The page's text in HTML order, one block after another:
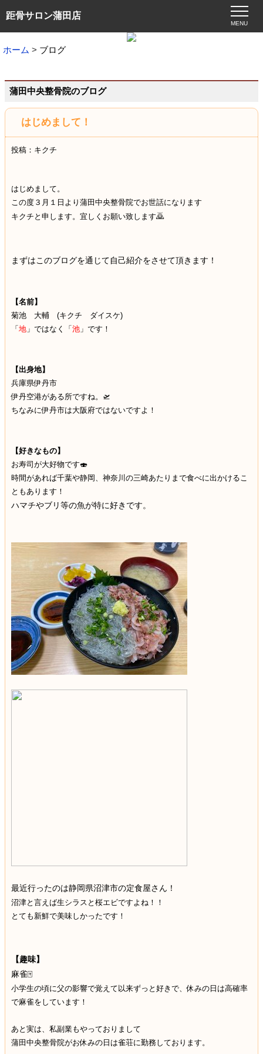
距骨サロン蒲田店
MENU
ホーム ブログ
蒲田中央整骨院のブログ
はじめまして！
投稿：キクチ
はじめまして。
この度３月１日より蒲田中央整骨院でお世話になります
キクチと申します。宜しくお願い致します🙇
まずはこのブログを通じて自己紹介をさせて頂きます！
【名前】
菊池 大輔 (キクチ ダイスケ)
「 地 」ではなく「 池 」です！
【出身地】
兵庫県伊丹市
伊丹空港がある所ですね。🛫
ちなみに伊丹市は大阪府ではないですよ！
【好きなもの】
お寿司が大好物です🍣
時間があれば千葉や静岡、神奈川の三崎あたりまで食べに出かけるこ
ともあります！
ハマチやブリ等の魚が特に好きです。
最近行ったのは静岡県沼津市の定食屋さん！
沼津と言えば生シラスと桜エビですよね！！
とても新鮮で美味しかったです！
【趣味】
麻雀🀄
小学生の頃に父の影響で覚えて以来ずっと好きで、休みの日は高確率
で麻雀をしています！
あと実は、私副業もやっておりまして
蒲田中央整骨院がお休みの日は雀荘に勤務しております。